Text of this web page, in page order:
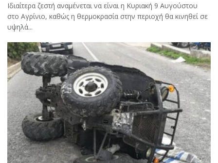
Ιδιαίτερα ζεστή αναμένεται να είναι η Κυριακή 9 Αυγούστου
στο Αγρίνιο, καθώς η θερμοκρασία στην περιοχή θα κινηθεί σε
υψηλά...